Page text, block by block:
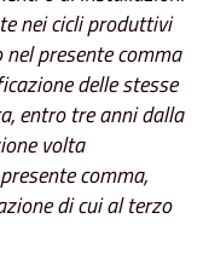
nei cicli produttivi
presente comma
delle stesse
entro tre anni dalla
volta
comma,
di cui al terzo